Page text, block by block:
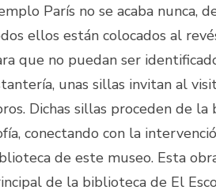
París no se acaba nunca,
ellos están colocados al
que no puedan ser
unas sillas invitan al
Dichas sillas proceden de
conectando con la
de este museo. Esta
de la biblioteca de El